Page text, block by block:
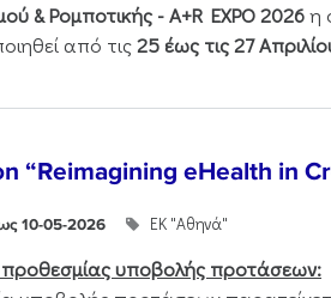
& Ρομποτικής - Α+R EXPO 2026η
από τις25 έως τις 27
“Reimagining eHealth in
10-05-2026 ΕΚ "Αθηνά"
υποβολής προτάσεων: